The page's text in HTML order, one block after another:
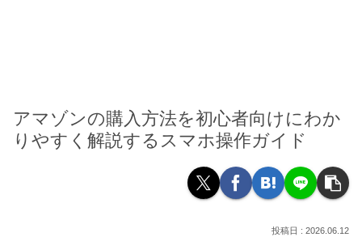
アマゾンの購入方法を初心者向けにわか
りやすく解説するスマホ操作ガイド
2026.06.12